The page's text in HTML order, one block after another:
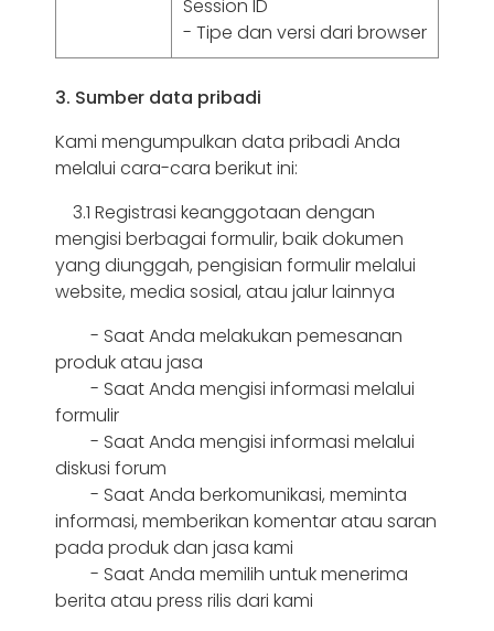
Session ID
- Tipe dan versi dari browser
3. Sumber data pribadi
Kami mengumpulkan data pribadi Anda
melalui cara-cara berikut ini:
3.1 Registrasi keanggotaan dengan
mengisi berbagai formulir, baik dokumen
yang diunggah, pengisian formulir melalui
website, media sosial, atau jalur lainnya
- Saat Anda melakukan pemesanan
produk atau jasa
- Saat Anda mengisi informasi melalui
formulir
- Saat Anda mengisi informasi melalui
diskusi forum
- Saat Anda berkomunikasi, meminta
informasi, memberikan komentar atau saran
pada produk dan jasa kami
- Saat Anda memilih untuk menerima
berita atau press rilis dari kami